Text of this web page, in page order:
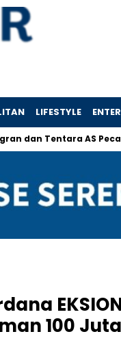
LIFESTYLE
AS Pecah di LA,
100